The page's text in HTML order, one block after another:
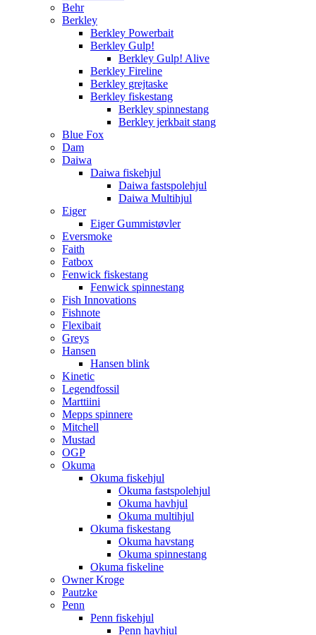
Behr
Berkley
Berkley Powerbait
Berkley Gulp!
Berkley Gulp! Alive
Berkley Fireline
Berkley grejtaske
Berkley fiskestang
Berkley spinnestang
Berkley jerkbait stang
Blue Fox
Dam
Daiwa
Daiwa fiskehjul
Daiwa fastspolehjul
Daiwa Multihjul
Eiger
Eiger Gummistøvler
Eversmoke
Faith
Fatbox
Fenwick fiskestang
Fenwick spinnestang
Fish Innovations
Fishnote
Flexibait
Greys
Hansen
Hansen blink
Kinetic
Legendfossil
Marttiini
Mepps spinnere
Mitchell
Mustad
OGP
Okuma
Okuma fiskehjul
Okuma fastspolehjul
Okuma havhjul
Okuma multihjul
Okuma fiskestang
Okuma havstang
Okuma spinnestang
Okuma fiskeline
Owner Kroge
Pautzke
Penn
Penn fiskehjul
Penn havhjul